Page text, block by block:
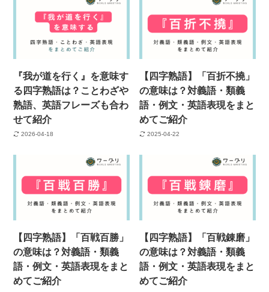
『我が道を行く』を意味す
る四字熟語は？ことわざや
熟語、英語フレーズも合わ
せて紹介
2026-04-18
【四字熟語】「百折不撓」
の意味は？対義語・類義
語・例文・英語表現をまと
めてご紹介
2025-04-22
【四字熟語】「百戦百勝」
の意味は？対義語・類義
語・例文・英語表現をまと
めてご紹介
【四字熟語】「百戦錬磨」
の意味は？対義語・類義
語・例文・英語表現をまと
めてご紹介